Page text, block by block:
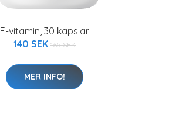
E-vitamin, 30 kapslar
140 SEK 165 SEK
MER INFO!